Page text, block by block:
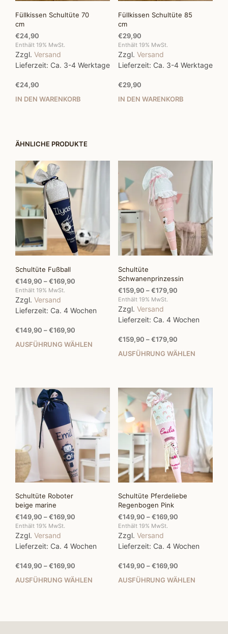
Füllkissen Schultüte 70
cm
€24,90
Enthält 19% MwSt.
Zzgl. Versand
Lieferzeit: Ca. 3-4 Werktage
€24,90
IN DEN WARENKORB
Füllkissen Schultüte 85
cm
€29,90
Enthält 19% MwSt.
Zzgl. Versand
Lieferzeit: Ca. 3-4 Werktage
€29,90
IN DEN WARENKORB
ÄHNLICHE PRODUKTE
Schultüte Fußball
€149,90 –€169,90
€169,90
Enthält 19% MwSt.
Zzgl. Versand
Lieferzeit: Ca. 4 Wochen
€149,90 –€169,90
bis
AUSFÜHRUNG WÄHLEN
Produkt
Varianten
auf.
Die
Optionen
der
Produktseite
gewählt
werden
Schultüte
Schwanenprinzessin
€159,90 –€179,90Preisspanne:
€179,90
Enthält 19% MwSt.
Zzgl. Versand
Lieferzeit: Ca. 4 Wochen
€159,90 –€179,90Preisspanne:
bis
AUSFÜHRUNG WÄHLEN
der
Schultüte Roboter
beige marine
€149,90 –€169,90
€169,90
Enthält 19% MwSt.
Zzgl. Versand
Lieferzeit: Ca. 4 Wochen
€149,90 –€169,90
bis
AUSFÜHRUNG WÄHLEN
Dieses
Varianten
Schultüte Pferdeliebe
Regenbogen Pink
€149,90 –€169,90Preisspanne:
€169,90
Enthält 19% MwSt.
Zzgl. Versand
Lieferzeit: Ca. 4 Wochen
€149,90 –€169,90Preisspanne:
bis
AUSFÜHRUNG WÄHLEN